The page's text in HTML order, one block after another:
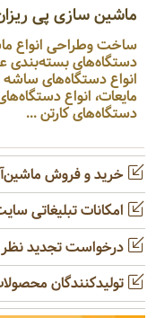
ماشین سازی پی
ساخت وطراحی انواع
دستگاه‌های بسته‌بندی
انواع دستگاه‌های
مایعات، انواع
دستگاه‌های کارتن ...
خرید و فروش
امکانات تبلیغاتی
درخواست تجدید
تولیدکنندگان